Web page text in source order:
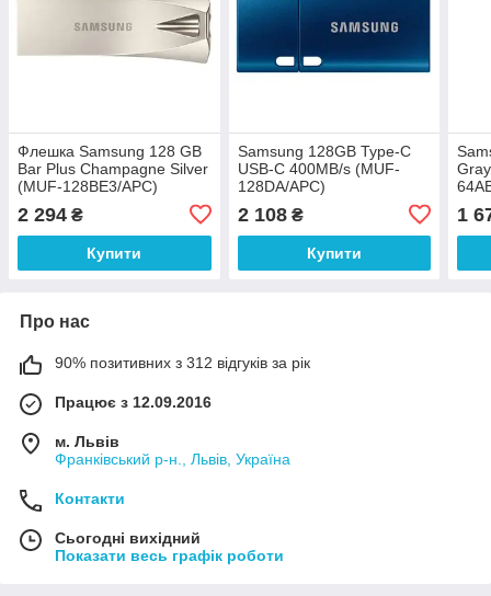
Флешка Samsung 128 GB
Bar Plus Champagne Silver
(MUF-128BE3/APC)
2 294 ₴
Купити
Samsung 128GB Type-C
USB-C 400MB/s (MUF-
128DA/APC)
2 108₴
Купити
1
Про нас
90% позитивних з 312 відгуків за рік
Працює з 12.09.2016
м. Львів
Франківський р-н., Львів, Україна
Контакти
Сьогодні вихідний
Показати весь графік роботи